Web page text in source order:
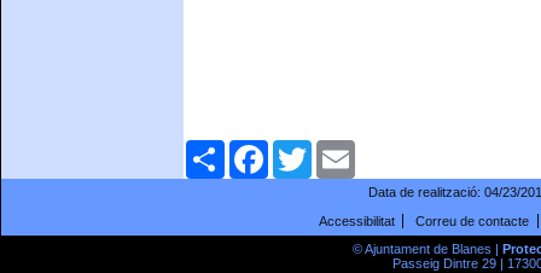
ComparteixFacebookTwitter
Data de realització: 04/23/
Accessibilitat
Correu de contacte
© Ajuntament de Blanes |
Passeig Dintre 29 |